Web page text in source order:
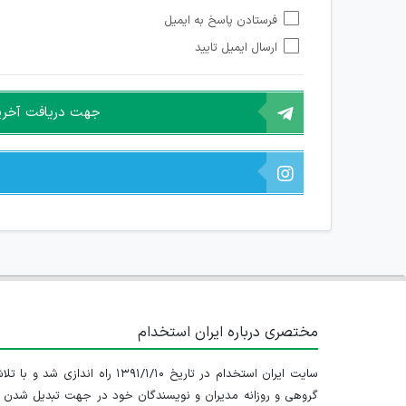
هرگونه تحریک، تحقیر و کنایه به سایر افراد (مسئول و
امکان هماهنگی برای هرگونه ملاقات حضوری چه به
فرستادن پاسخ به ایمیل
ارسال ایمیل تایید
جهت دریافت
مختصری درباره ایران استخدام
سایت ایران استخدام در تاریخ ۱۳۹۱/۱/۱۰ راه اندازی شد و
گروهی و روزانه مدیران و نویسندگان خود در جهت تبدیل شدن